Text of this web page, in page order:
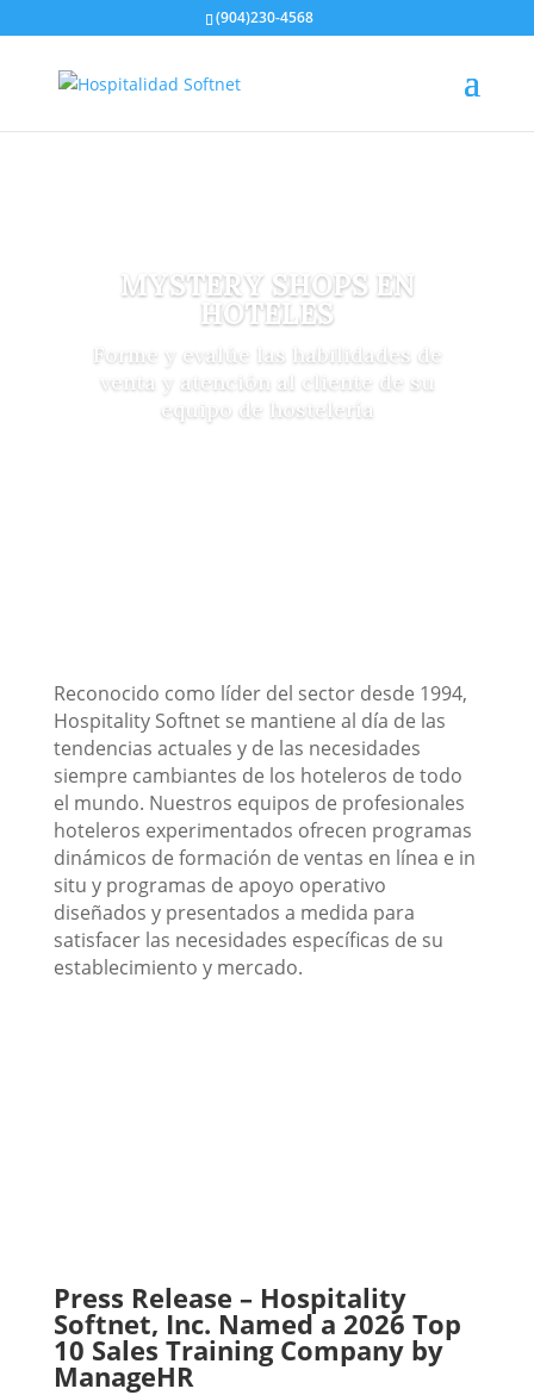
(904)230-4568
MYSTERY SHOPS EN
HOTELES
Forme y evalúe las habilidades de
venta y atención al cliente de su
equipo de hostelería
Reconocido como líder del sector desde 1994,
Hospitality Softnet se mantiene al día de las
tendencias actuales y de las necesidades
siempre cambiantes de los hoteleros de todo
el mundo. Nuestros equipos de profesionales
hoteleros experimentados ofrecen programas
dinámicos de formación de ventas en línea e in
situ y programas de apoyo operativo
diseñados y presentados a medida para
satisfacer las necesidades específicas de su
establecimiento y mercado.
Press Release – Hospitality
Softnet, Inc. Named a 2026 Top
10 Sales Training Company by
ManageHR